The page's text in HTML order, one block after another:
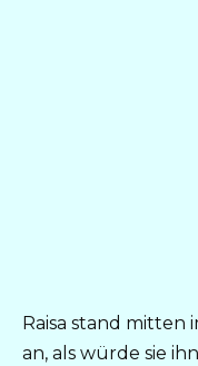
Raisa stand mitten
an, als würde sie